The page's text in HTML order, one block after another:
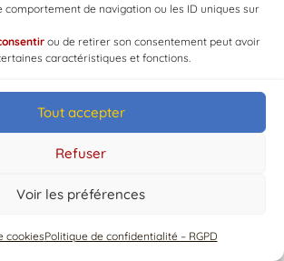
comportement de navigation ou les ID uniques sur
ou de retirer son consentement peut avoir
caractéristiques et fonctions.
Tout accepter
Refuser
Voir les préférences
cookiesPolitique de confidentialité – RGPD
[2004-2024] | Tous droits réservés.